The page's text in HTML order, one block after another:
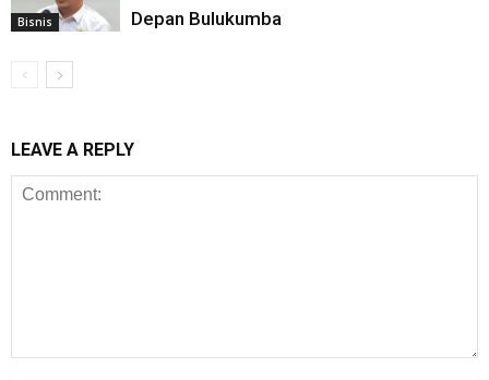
Bisnis
Depan Bulukumba
LEAVE A REPLY